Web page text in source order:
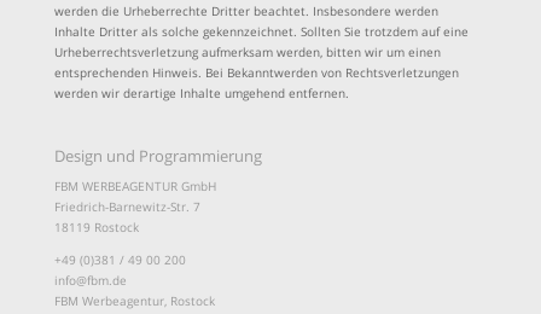
werden die Urheberrechte Dritter beachtet. Insbesondere werden
Inhalte Dritter als solche gekennzeichnet. Sollten Sie trotzdem auf eine
Urheberrechtsverletzung aufmerksam werden, bitten wir um einen
entsprechenden Hinweis. Bei Bekanntwerden von Rechtsverletzungen
werden wir derartige Inhalte umgehend entfernen.
Design und Programmierung
FBM WERBEAGENTUR GmbH
Friedrich-Barnewitz-Str. 7
18119 Rostock
+49 (0)381 / 49 00 200
info@fbm.de
FBM Werbeagentur, Rostock